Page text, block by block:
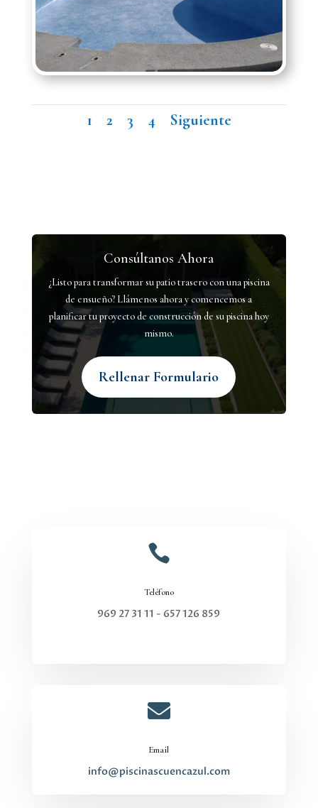
1 2 3 4 Siguiente
Consúltanos Ahora
¿Listo para transformar su patio trasero con una piscina
de ensueño? Llámenos ahora y comencemos a
planificar tu proyecto de construcción de su piscina hoy
mismo.
Rellenar Formulario

Teléfono
969 27 31 11 - 657 126 859

Email
info@piscinascuencazul.com